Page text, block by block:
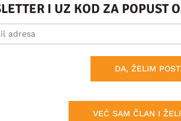
I UZ KOD ZA POPUST
DA, ŽELIM
VEĆ SAM ČLAN I